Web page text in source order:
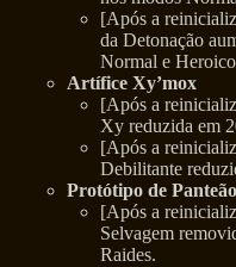
[Após a
da Detonação
Normal e
Artífice Xy’mox
[Após a
Xy reduzida em
[Após a
Debilitante
Protótipo de Panteão
[Após a
Selvagem
Raides.